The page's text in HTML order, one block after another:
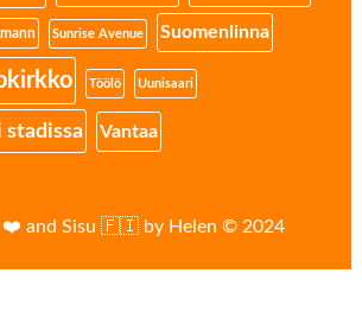
Sunrise Avenue Suomenlinna
Töölö Uunisaari
stadissa Vantaa
❤️ and Sisu 🇫🇮 by Helen © 2024